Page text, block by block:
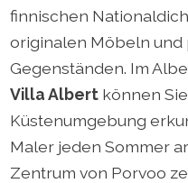
finnischen
originalen Möbeln
Gegenständen. Im
Villa Albert können
Küstenumgebung
Maler jeden Sommer
Zentrum von Porvoo